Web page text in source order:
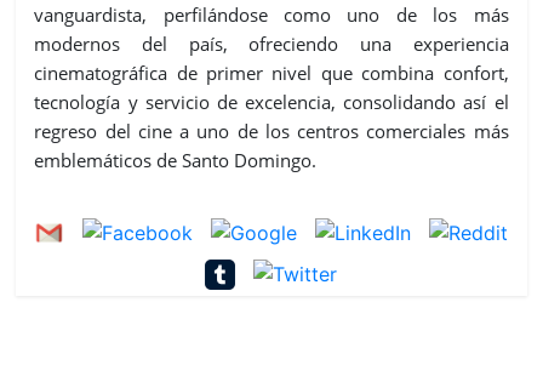
vanguardista, perfilándose como uno de los más
modernos del país, ofreciendo una experiencia
cinematográfica de primer nivel que combina confort,
tecnología y servicio de excelencia, consolidando así el
regreso del cine a uno de los centros comerciales más
emblemáticos de Santo Domingo.